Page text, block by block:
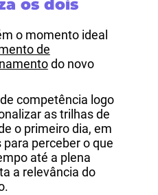
os dois
o momento ideal
de
do novo
competência logo
as trilhas de
o primeiro dia, em
perceber o que
até a plena
a relevância do